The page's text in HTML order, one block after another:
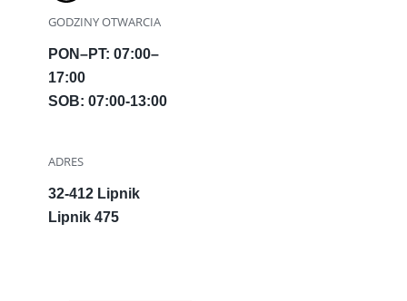
GODZINY OTWARCIA
PON–PT: 07:00–
17:00
SOB: 07:00-13:00
ADRES
32-412 Lipnik
Lipnik 475